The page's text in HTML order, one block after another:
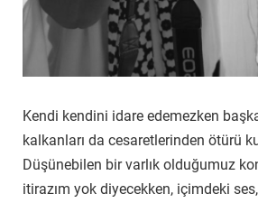
Kendi kendini idare edemezken
kalkanları da cesaretlerinden ötürü
Düşünebilen bir varlık olduğumuz
itirazım yok diyecekken, içimdeki